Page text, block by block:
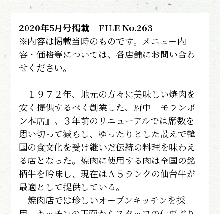
2020年5月号掲載 FILE No.263
※内容は掲載当時のものです。メニュー内
容・価格等については、各店舗にお問い合わ
せください。
１９７２年、地元の方々に美味しい焼肉を
安く提供するべく創業した、府中『モランボ
ン本店』。３年前のリニューアルでは席数を
思い切って減らし、ゆったりとした設えで韓
国の食文化を受け継いだ伝統の料理を味わえ
る店となった。焼肉に使用する肉は全国の銘
柄牛を吟味し、現在はＡ５ランクの仙台牛が
最適として提供している。
焼肉店では珍しいオープンキッチンを採